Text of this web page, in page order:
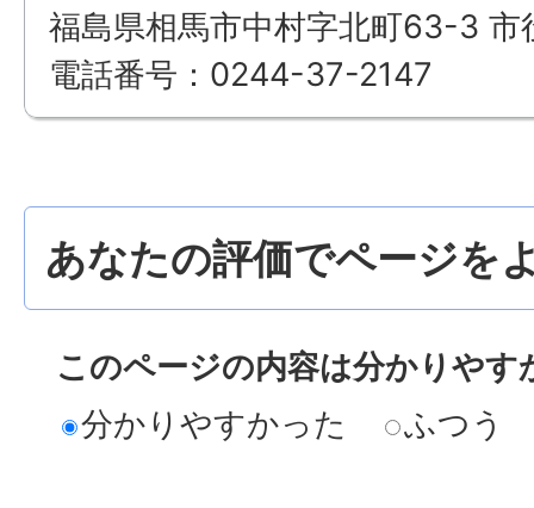
福島県相馬市中村字北町63-3 市
電話番号：0244-37-2147
あなたの評価でページを
このページの内容は分かりやす
分かりやすかった
ふつう